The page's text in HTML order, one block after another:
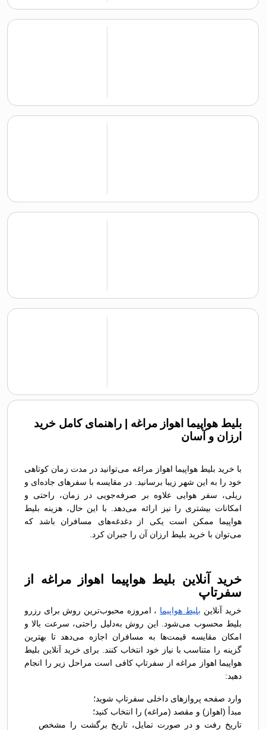
بلیط هواپیما اهواز مراغه | راهنمای کامل خرید
ارزان و آسان
با خرید بلیط هواپیما اهواز مراغه می‌توانید در مدت زمان کوتاهی
خود را به این شهر زیبا برسانید. در مقایسه با سفرهای جاده‌ای و
ریلی، سفر هوایی علاوه بر صرفه‌جویی در زمان، راحتی و
امکانات بیشتری را نیز ارائه می‌دهد. با این حال، هزینه بلیط
هواپیما ممکن است یکی از دغدغه‌های مسافران باشد که
می‌توان با خرید بلیط ارزان آن را جبران کرد.
خرید آنلاین بلیط هواپیما اهواز مراغه از
سفرتاپ
خرید آنلاین بلیط هواپیما ، امروزه محبوب‌ترین روش برای رزرو
بلیط محسوب می‌شود. این روش به‌دلیل راحتی، سرعت بالا و
امکان مقایسه قیمت‌ها به مسافران اجازه می‌دهد تا بهترین
گزینه را متناسب با نیاز خود انتخاب کنند. برای خرید آنلاین بلیط
هواپیما اهواز مراغه از سفرتاپ کافی است مراحل زیر را انجام
دهید:
وارد صفحه پروازهای داخلی سفرتاپ شوید؛
مبدأ (اهواز) و مقصد (مراغه) را انتخاب کنید؛
تاریخ رفت و در صورت تمایل، تاریخ برگشت را مشخص